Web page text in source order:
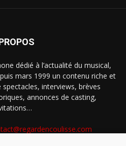
dédié à l’actualité du musical,
mars 1999 un contenu riche et
interviews, brèves
annonces de casting,